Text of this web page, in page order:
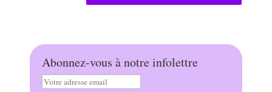
Abonnez-vous à notre infolettre